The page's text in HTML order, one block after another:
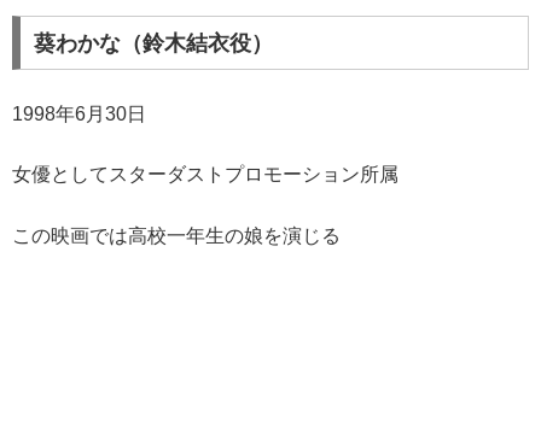
葵わかな（鈴木結衣役）
1998年6月30日
女優としてスターダストプロモーション所属
この映画では高校一年生の娘を演じる